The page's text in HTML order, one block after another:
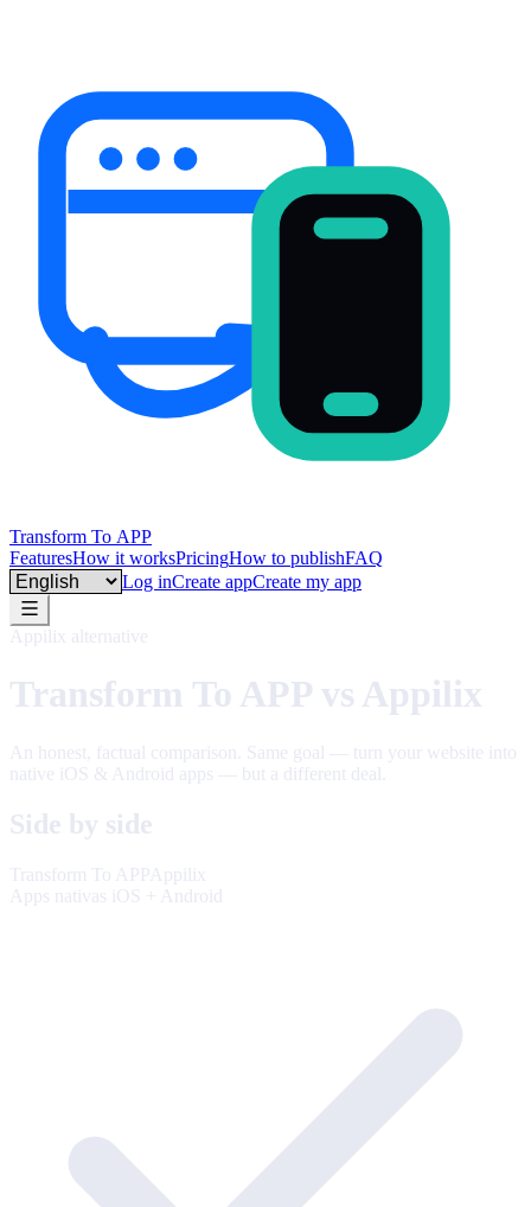
Transform To APP
FeaturesHow it worksPricingHow to publishFAQ
Language
Log inCreate appCreate my app
Appilix alternative
Transform To APP vs Appilix
An honest, factual comparison. Same goal — turn your website into
native iOS & Android apps — but a different deal.
Side by side
Transform To APP Appilix
Apps nativas iOS + Android